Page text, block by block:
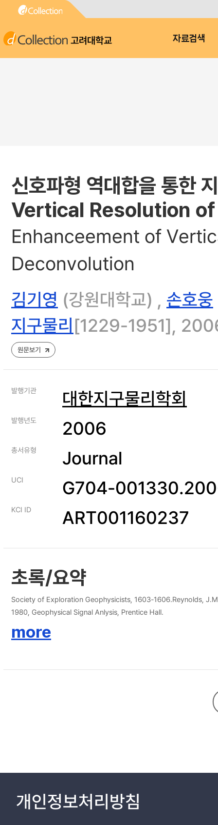
고려대학교 자료검색
신호파형 역대합을 통한
Vertical Resolution
Enhanceement of
Deconvolution
김기영 (강원대학교) , 손호웅
지구물리[1229-1951],
원문보기
발행기관 대한지구물리학회
발행년도 2006
총서유형 Journal
UCI G704-
KCI ID ART001160237
초록/요약
Society of Exploration Geophysicists, 1603-1606.Reynolds,
1980, Geophysical Signal Anlysis, Prentice Hall.
more
개인정보처리방침